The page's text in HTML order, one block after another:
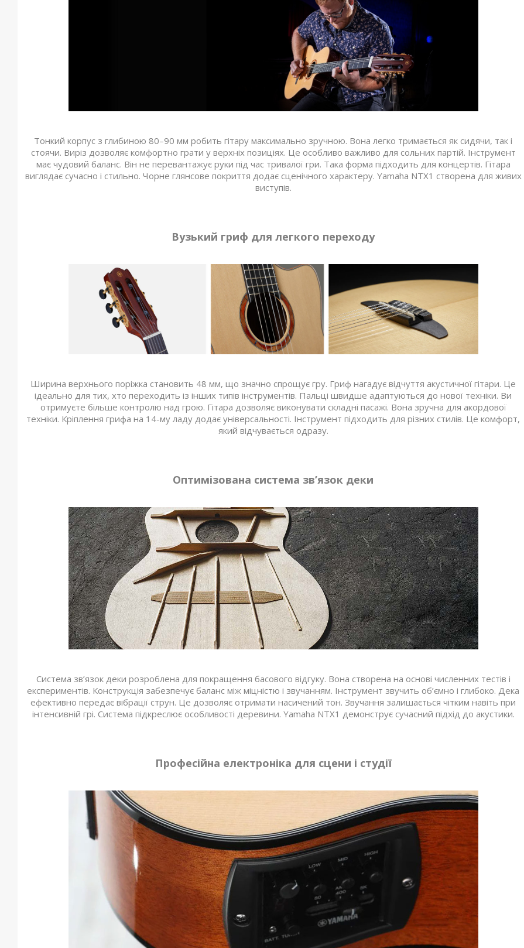
Тонкий корпус з глибиною 80–90 мм робить гітару максимально зручною. Вона легко тримається як сидячи, так і
стоячи. Виріз дозволяє комфортно грати у верхніх позиціях. Це особливо важливо для сольних партій. Інструмент
має чудовий баланс. Він не перевантажує руки під час тривалої гри. Така форма підходить для концертів. Гітара
виглядає сучасно і стильно. Чорне глянсове покриття додає сценічного характеру. Yamaha NTX1 створена для живих
виступів.
Вузький гриф для легкого переходу
Ширина верхнього поріжка становить 48 мм, що значно спрощує гру. Гриф нагадує відчуття акустичної гітари. Це
ідеально для тих, хто переходить із інших типів інструментів. Пальці швидше адаптуються до нової техніки. Ви
отримуєте більше контролю над грою. Гітара дозволяє виконувати складні пасажі. Вона зручна для акордової
техніки. Кріплення грифа на 14-му ладу додає універсальності. Інструмент підходить для різних стилів. Це комфорт,
який відчувається одразу.
Оптимізована система зв’язок деки
Система зв’язок деки розроблена для покращення басового відгуку. Вона створена на основі численних тестів і
експериментів. Конструкція забезпечує баланс між міцністю і звучанням. Інструмент звучить об’ємно і глибоко. Дека
ефективно передає вібрації струн. Це дозволяє отримати насичений тон. Звучання залишається чітким навіть при
інтенсивній грі. Система підкреслює особливості деревини. Yamaha NTX1 демонструє сучасний підхід до акустики.
Професійна електроніка для сцени і студії